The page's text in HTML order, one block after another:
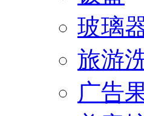
玻璃
旅游
广告